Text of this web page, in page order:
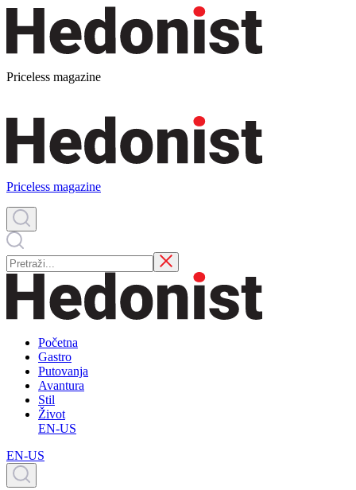
Priceless magazine
Priceless magazine
Početna
Gastro
Putovanja
Avantura
Stil
Život
EN-US
EN-US